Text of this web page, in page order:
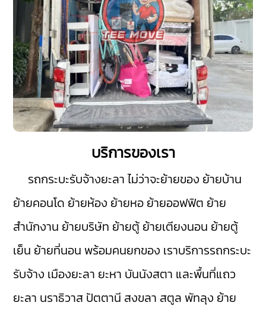
บริการของเรา
รถกระบะรับจ้างยะลาไม่ว่าจะย้ายของ ย้ายบ้าน
ย้ายคอนโด ย้ายห้อง ย้ายหอ ย้ายออฟฟิต ย้าย
สำนักงาน ย้ายบริษัท ย้ายตู้ ย้ายเตียงนอน ย้ายตู้
เย็น ย้ายที่นอน พร้อมคนยกของ เราบริการรถกระบะ
รับจ้าง เมืองยะลา ยะหา บันนังสตา และพื้นที่แถว
ยะลา นราธิวาส ปัตตานี สงขลา สตูล พัทลุง ย้าย